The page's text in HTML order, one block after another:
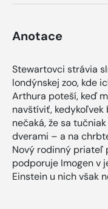
Anotace
Stewartovci strávia
londýnskej zoo, kde
Arthura poteší, keď
navštíviť, kedykoľvek
nečaká, že sa
dverami – a na
Nový rodinný priateľ
podporuje Imogen v
Einstein u nich však